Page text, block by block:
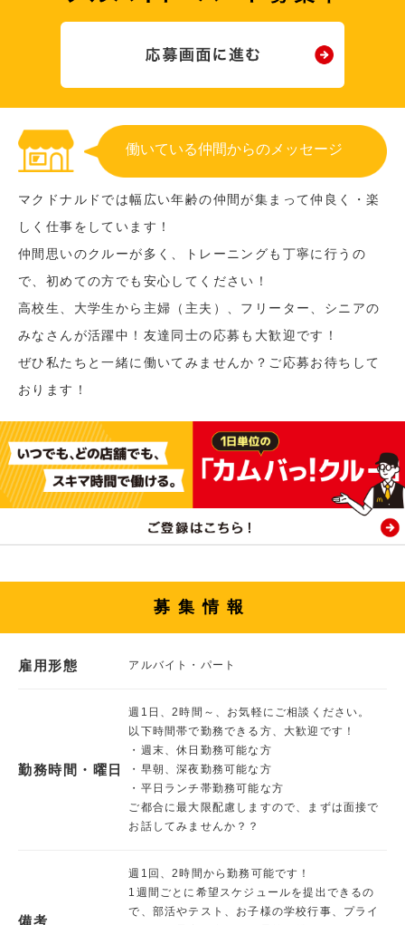
働いている仲間からのメッセージ
マクドナルドでは幅広い年齢の仲間が集まって仲良く・楽
しく仕事をしています！
仲間思いのクルーが多く、トレーニングも丁寧に行うの
で、初めての方でも安心してください！
高校生、大学生から主婦（主夫）、フリーター、シニアの
みなさんが活躍中！友達同士の応募も大歓迎です！
ぜひ私たちと一緒に働いてみませんか？ご応募お待ちして
おります！
募集情報
雇用形態 アルバイト・パート
勤務時間・曜日
週1日、2時間～、お気軽にご相談ください。
以下時間帯で勤務できる方、大歓迎です！
・週末、休日勤務可能な方
・早朝、深夜勤務可能な方
・平日ランチ帯勤務可能な方
ご都合に最大限配慮しますので、まずは面接で
お話してみませんか？？
備考
週1回、2時間から勤務可能です！
1週間ごとに希望スケジュールを提出できるの
で、部活やテスト、お子様の学校行事、プライ